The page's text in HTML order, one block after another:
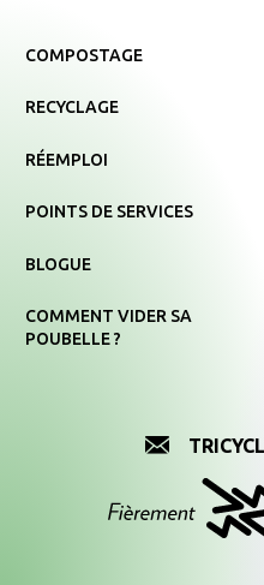
COMPOSTAGE
RECYCLAGE
RÉEMPLOI
POINTS DE SERVICES
BLOGUE
COMMENT VIDER SA
POUBELLE ?